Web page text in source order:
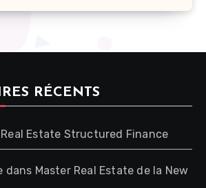
RÉCENTS
Real Estate Structured Finance
dans Master Real Estate de la New